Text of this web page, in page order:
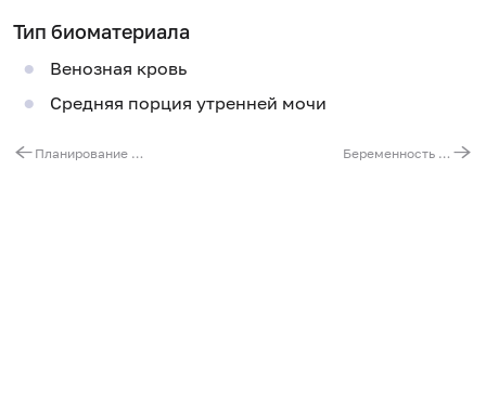
Тип биоматериала
Венозная кровь
Средняя порция утренней мочи
Планирование беременности - гормональные анализы Беременность - I триместр